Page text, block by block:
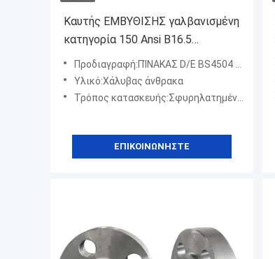
Καυτής ΕΜΒΥΘΙΣΗΣ γαλβανισμένη
κατηγορία 150 Ansi B16.5
φλαντζών σωλήνων άνθρακα
περασμένη κλωστή ανοξείδωτο
Προδιαγραφή:ΠΊΝΑΚΑΣ D/E BS4504 BS10
Υλικό:Χάλυβας άνθρακα
Τρόπος κατασκευής:Σφυρηλατημένο κομμάτι
ΕΠΙΚΟΙΝΩΝΉΣΤΕ